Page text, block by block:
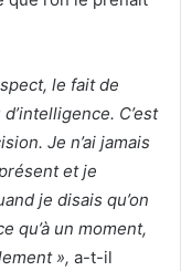
le fait de
C’est
Je n’ai jamais
et je
je disais qu’on
qu’à un moment,
», a-t-il